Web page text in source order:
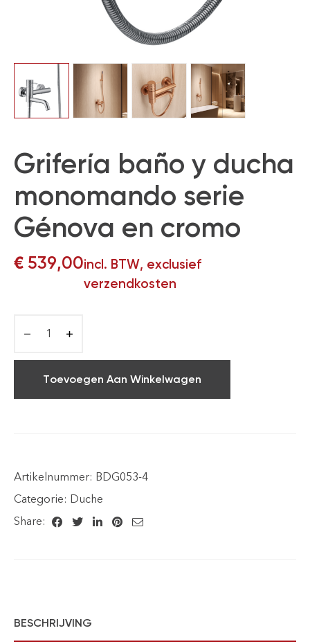
Grifería baño y ducha
monomando serie
Génova en cromo
€ 539,00incl. BTW, exclusief
verzendkosten
Toevoegen Aan Winkelwagen
Artikelnummer: BDG053-4
Categorie: Duche
Share:
BESCHRIJVING